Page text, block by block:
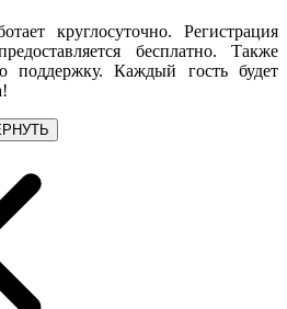
круглосуточно. Регистрация
бесплатно. Также
поддержку. Каждый гость будет